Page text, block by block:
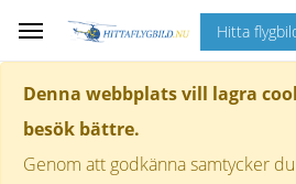
Denna webbplats vill lagra
besök bättre.
Genom att godkänna samtycker
Hitta